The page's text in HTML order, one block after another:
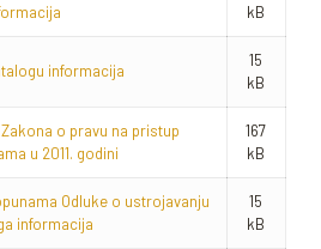
kB
informacija
15
kB
o pravu na pristup
u 2011. godini
167
kB
Odluke o ustrojavanju
informacija
15
kB